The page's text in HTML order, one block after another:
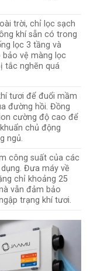
trời, chỉ lọc sạch
khí sẵn có trong
lọc 3 tầng và
bảo vệ màng lọc
tắc nghẽn quá
tươi để đuổi mầm
đường hồi. Đồng
cường độ cao để
chủ động
ngủ.
công suất của các
Đưa máy về
chỉ khoảng 25
vẫn đảm bảo
trạng khí tươi.